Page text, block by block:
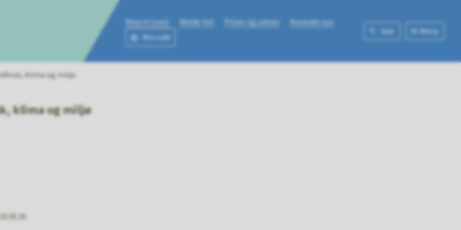
Meny
Søk
New in town Melde feil Priser og satser
Kontakt oss
Min side
klima og miljø
klima og miljø